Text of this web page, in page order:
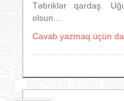
Təbriklər qardaş.
olsun…
Cavab yazmaq üçün